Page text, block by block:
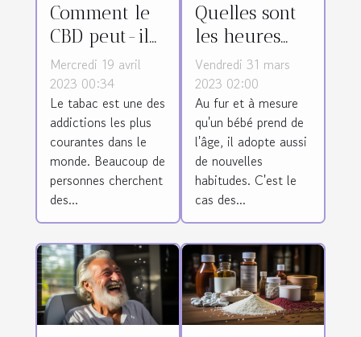
Comment le
CBD peut-il
être utilisé
comme une
alternative au
tabac ?
Mercredi 19 avril
2023 00:34
Le tabac est une des
addictions les plus
courantes dans le
monde. Beaucoup de
personnes cherchent
des...
Quelles sont
les heures
d'éveil d'un
nourrisson de
4 mois ?
Vendredi 31 mars
2023 02:00
Au fur et à mesure
qu'un bébé prend de
l'âge, il adopte aussi
de nouvelles
habitudes. C'est le
cas des...